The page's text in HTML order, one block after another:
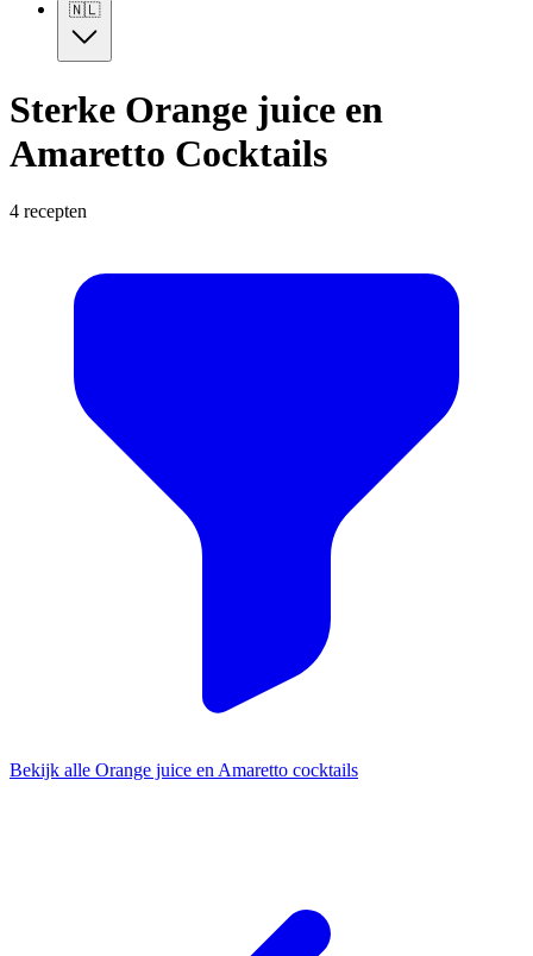
🇳🇱
Sterke Orange juice en
Amaretto Cocktails
4 recepten
Bekijk alle Orange juice en Amaretto cocktails